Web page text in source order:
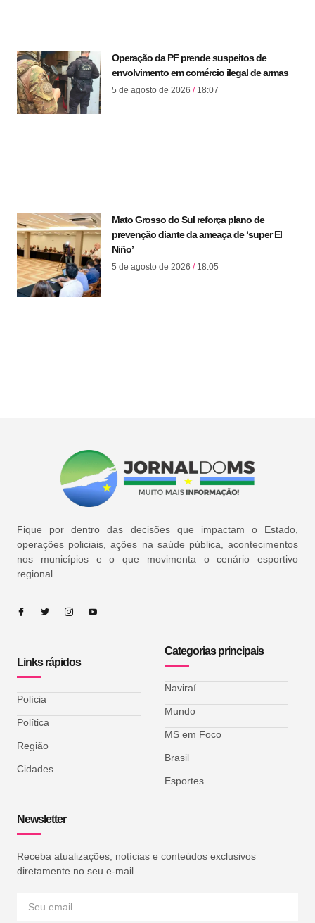
Operação da PF prende suspeitos de
envolvimento em comércio ilegal de armas
5 de agosto de 2026 18:07
Mato Grosso do Sul reforça plano de
prevenção diante da ameaça de ‘super El
Niño’
5 de agosto de 2026 18:05
Fique por dentro das decisões que impactam o Estado,
operações policiais, ações na saúde pública, acontecimentos
nos municípios e o que movimenta o cenário esportivo
regional.
Links rápidos
Polícia
Política
Região
Cidades
Categorias principais
Naviraí
Mundo
MS em Foco
Brasil
Esportes
Newsletter
Receba atualizações, notícias e conteúdos exclusivos
diretamente no seu e-mail.